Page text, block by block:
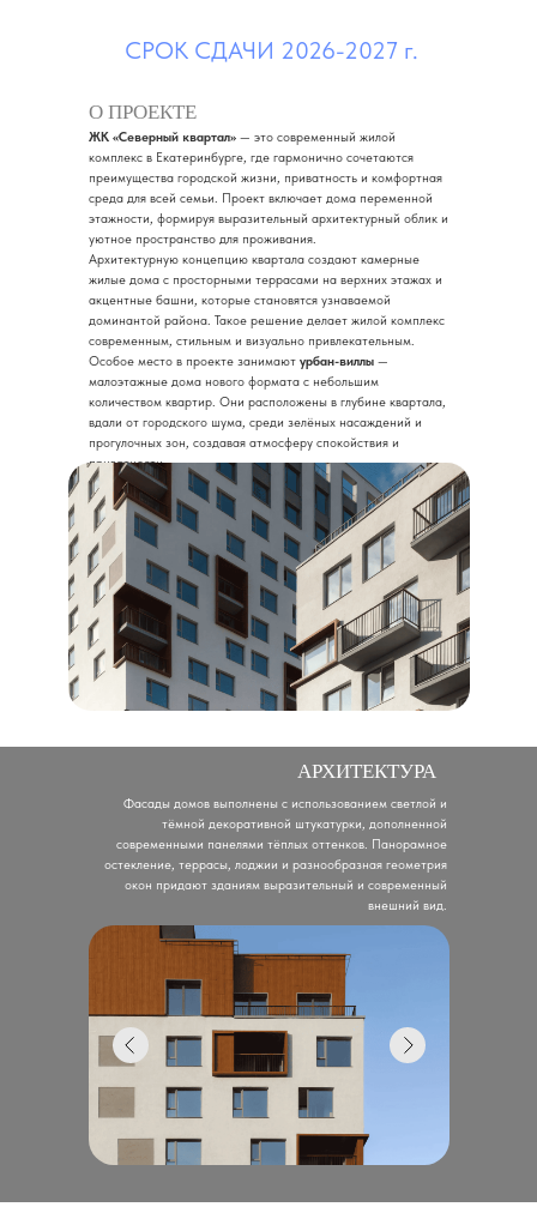
СРОК СДАЧИ 2026-2027 г.
ЖК «Северный квартал» — это современный жилой
комплекс в Екатеринбурге, где гармонично сочетаются
преимущества городской жизни, приватность и комфортная
среда для всей семьи. Проект включает дома переменной
этажности, формируя выразительный архитектурный облик и
уютное пространство для проживания.
Архитектурную концепцию квартала создают камерные
жилые дома с просторными террасами на верхних этажах и
акцентные башни, которые становятся узнаваемой
доминантой района. Такое решение делает жилой комплекс
современным, стильным и визуально привлекательным.
Особое место в проекте занимают урбан-виллы —
малоэтажные дома нового формата с небольшим
количеством квартир. Они расположены в глубине квартала,
вдали от городского шума, среди зелёных насаждений и
прогулочных зон, создавая атмосферу спокойствия и
приватности.
О ПРОЕКТЕ
Фасады домов выполнены с использованием светлой и
тёмной декоративной штукатурки, дополненной
современными панелями тёплых оттенков. Панорамное
остекление, террасы, лоджии и разнообразная геометрия
окон придают зданиям выразительный и современный
внешний вид.
АРХИТЕКТУРА